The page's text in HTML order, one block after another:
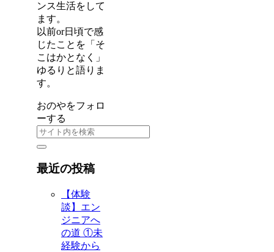
ンス生活をして
ます。
以前or日頃で感
じたことを「そ
こはかとなく」
ゆるりと語りま
す。
おのやをフォロ
ーする
最近の投稿
【体験
談】エン
ジニアへ
の道 ①未
経験から